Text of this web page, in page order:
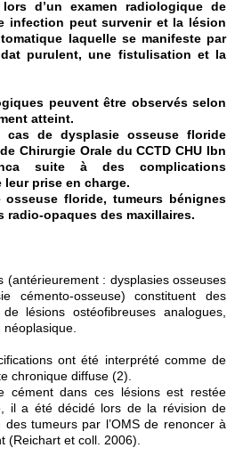
d’un examen radiologique de
infection peut survenir et la lésion
laquelle se manifeste par
purulent, une fistulisation et la
peuvent être observés selon
atteint.
cas de dysplasie osseuse floride
Chirurgie Orale du CCTD CHU Ibn
suite à des complications
prise en charge.
floride, tumeurs bénignes
radio-opaques des maxillaires.
(antérieurement : dysplasies osseuses
cémento-osseuse) constituent des
lésions ostéofibreuses analogues,
ont été interprété comme de
chronique diffuse (2).
cément dans ces lésions est restée
il a été décidé lors de la révision de
tumeurs par l’OMS de renoncer à
(Reichart et coll. 2006).